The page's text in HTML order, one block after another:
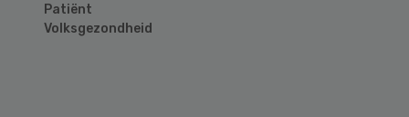
Patiënt
Volksgezondheid